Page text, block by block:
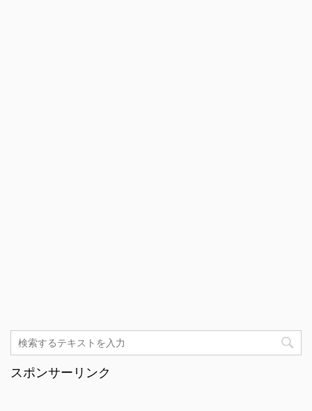
スポンサーリンク